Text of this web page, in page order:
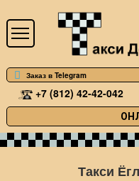
Заказ в Telegram
+7 (812) 42-42-042
Такси